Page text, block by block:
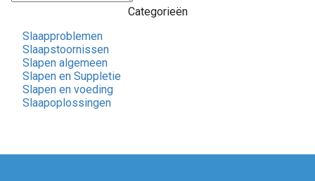
Categorieën
Slaapproblemen
Slaapstoornissen
Slapen algemeen
Slapen en Suppletie
Slapen en voeding
Slaapoplossingen